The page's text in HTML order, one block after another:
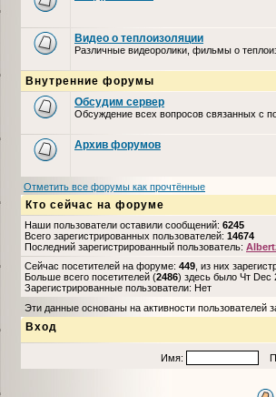
Видео о теплоизоляции
Различные видеоролики, фильмы о
Внутренние форумы
Обсудим сервер
Обсуждение всех вопросов связанных с
Архив форумов
Отметить все форумы как прочтённые
Кто сейчас на форуме
Наши пользователи оставили сообщений: 6245
Всего зарегистрированных пользователей: 14674
Последний зарегистрированный пользователь:
Сейчас посетителей на форуме: 449 , из них
Больше всего посетителей (2486) здесь было Чт Dec
Зарегистрированные пользователи: Нет
Эти данные основаны на активности пользователей
Вход
Имя: